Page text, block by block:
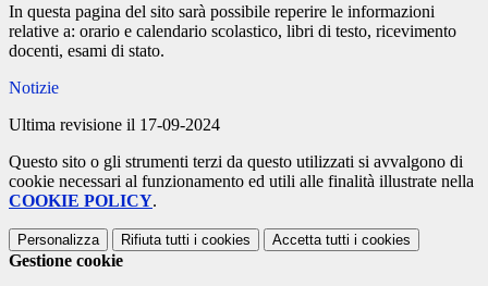
In questa pagina del sito sarà possibile reperire le informazioni
relative a: orario e calendario scolastico, libri di testo, ricevimento
docenti, esami di stato.
Notizie
Ultima revisione il 17-09-2024
Questo sito o gli strumenti terzi da questo utilizzati si avvalgono di
cookie necessari al funzionamento ed utili alle finalità illustrate nella
COOKIE POLICY.
Personalizza Rifiuta tutti i cookies Accetta tutti i cookies
Gestione cookie